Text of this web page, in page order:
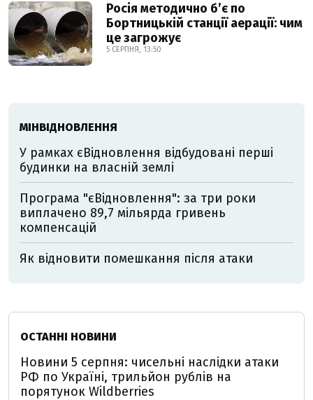
Росія методично б’є по
Бортницькій станції аерації: чим
це загрожує
5 СЕРПНЯ, 13:50
МІНВІДНОВЛЕННЯ
У рамках єВідновлення відбудовані перші
будинки на власній землі
Програма "єВідновлення": за три роки
виплачено 89,7 мільярда гривень
компенсацій
Як відновити помешкання після атаки
ОСТАННІ НОВИНИ
Новини 5 серпня: чисельні наслідки атаки
РФ по Україні, трильйон рублів на
порятунок Wildberries